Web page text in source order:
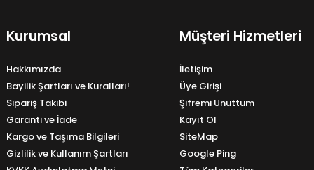
Kurumsal
Hakkımızda
Bayilik Şartları ve Kuralları!
Sipariş Takibi
Garanti ve İade
Kargo ve Taşıma Bilgileri
Gizlilik ve Kullanım Şartları
Müşteri Hizmetleri
İletişim
Üye Girişi
Şifremi Unuttum
Kayıt Ol
SiteMap
Google Ping